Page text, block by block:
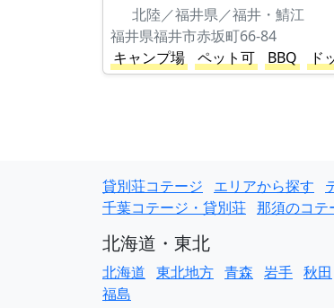
北陸／福井県／福井・鯖江
福井県福井市赤坂町66-84
キャンプ場
ペット可 BBQ ド
貸別荘コテージ エリアから探す
千葉コテージ・貸別荘 那須のコテ
北海道・東北
北海道 東北地方 青森 岩手 秋田
福島